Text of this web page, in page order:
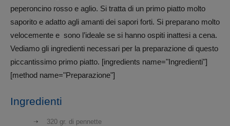
peperoncino rosso e aglio. Si tratta di un primo piatto molto
saporito e adatto agli amanti dei sapori forti. Si preparano molto
velocemente e sono l’ideale se si hanno ospiti inattesi a cena.
Vediamo gli ingredienti necessari per la preparazione di questo
piccantissimo primo piatto. [ingredients name="Ingredienti"]
[method name="Preparazione"]
Ingredienti
320 gr. di pennette